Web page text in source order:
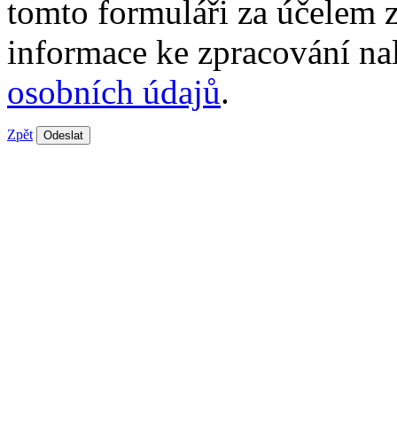
tomto formuláři za účelem
informace ke zpracování
osobních údajů.
Zpět Odeslat